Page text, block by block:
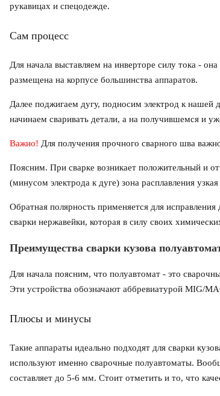
рукавицах и спецодежде.
Сам процесс
Для начала выставляем на инверторе силу тока -
размещена на корпусе большинства аппаратов.
Далее поджигаем дугу, подносим электрод к
начинаем сваривать детали, а на получившемся и
Важно! Для получения прочного сварного шва
Поясним. При сварке возникает положительный и
(минусом электрода к дуге) зона расплавления
Обратная полярность применяется для
сварки нержавейки, которая в силу своих
Преимущества сварки кузова
Для начала поясним, что полуавтомат - это
Эти устройства обозначают аббревиатурой MIG/
Плюсы и минусы
Такие аппараты идеально подходят для сварки
используют именно сварочные полуавтоматы.
составляет до 5-6 мм. Стоит отметить и то, что